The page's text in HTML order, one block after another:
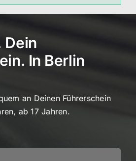
Dein
In Berlin
an Deinen Führerschein
ab 17 Jahren.